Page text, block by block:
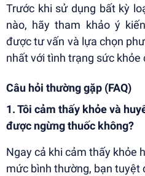
Trước khi sử dụng bất kỳ
nào, hãy tham khảo ý
được tư vấn và lựa chọn
nhất với tình trạng sức khỏe
Câu hỏi thường gặp (FAQ)
1. Tôi cảm thấy khỏe và
được ngừng thuốc không?
Ngay cả khi cảm thấy khỏe
mức bình thường, bạn tuyệt